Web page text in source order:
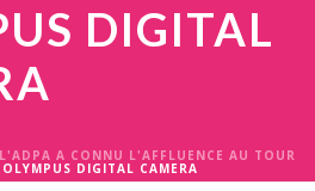
DIGITAL
L'ADPA A CONNU L'AFFLUENCE AU TOUR
DIGITAL CAMERA